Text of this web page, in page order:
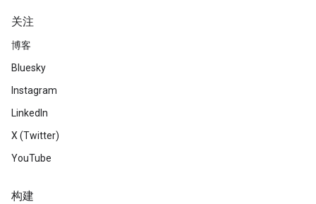
关注
博客
Bluesky
Instagram
LinkedIn
X (Twitter)
YouTube
构建